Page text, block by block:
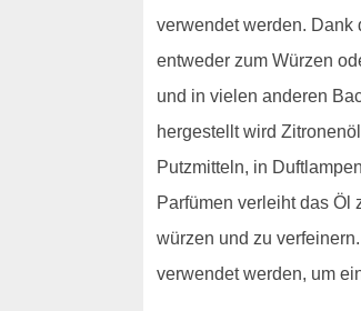
verwendet werden. Dank
entweder zum Würzen
und in vielen anderen
hergestellt wird
Putzmitteln, in
Parfümen verleiht das
würzen und zu
verwendet werden, um